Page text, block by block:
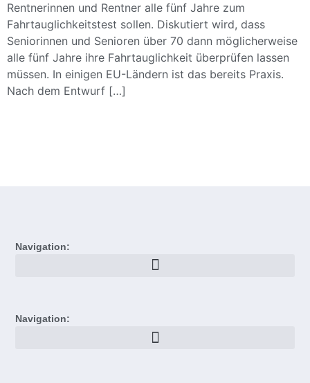
Rentnerinnen und Rentner alle fünf Jahre zum
Fahrtauglichkeitstest sollen. Diskutiert wird, dass
Seniorinnen und Senioren über 70 dann möglicherweise
alle fünf Jahre ihre Fahrtauglichkeit überprüfen lassen
müssen. In einigen EU-Ländern ist das bereits Praxis.
Nach dem Entwurf […]
Navigation:
Navigation: